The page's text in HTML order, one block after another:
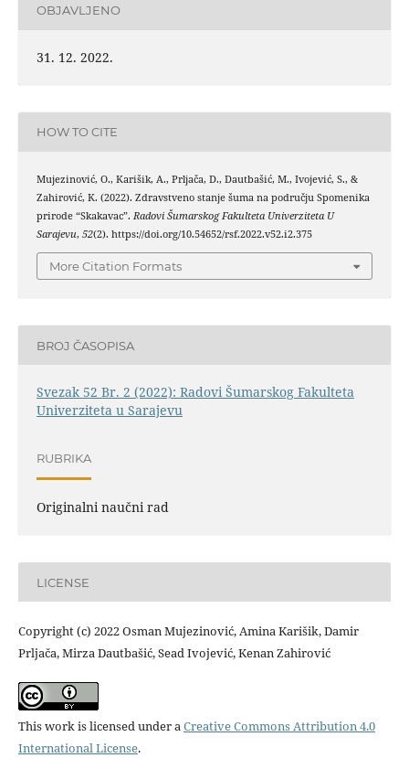
OBJAVLJENO
31. 12. 2022.
HOW TO CITE
Mujezinović, O., Karišik, A., Prljača, D., Dautbašić, M., Ivojević, S., &
Zahirović, K. (2022). Zdravstveno stanje šuma na području Spomenika
prirode “Skakavac”. Radovi Šumarskog Fakulteta Univerziteta U
Sarajevu, 52(2). https://doi.org/10.54652/rsf.2022.v52.i2.375
More Citation Formats
BROJ ČASOPISA
Svezak 52 Br. 2 (2022): Radovi Šumarskog Fakulteta
Univerziteta u Sarajevu
RUBRIKA
Originalni naučni rad
LICENSE
Copyright (c) 2022 Osman Mujezinović, Amina Karišik, Damir
Prljača, Mirza Dautbašić, Sead Ivojević, Kenan Zahirović
This work is licensed under aCreative Commons Attribution 4.0
International License.